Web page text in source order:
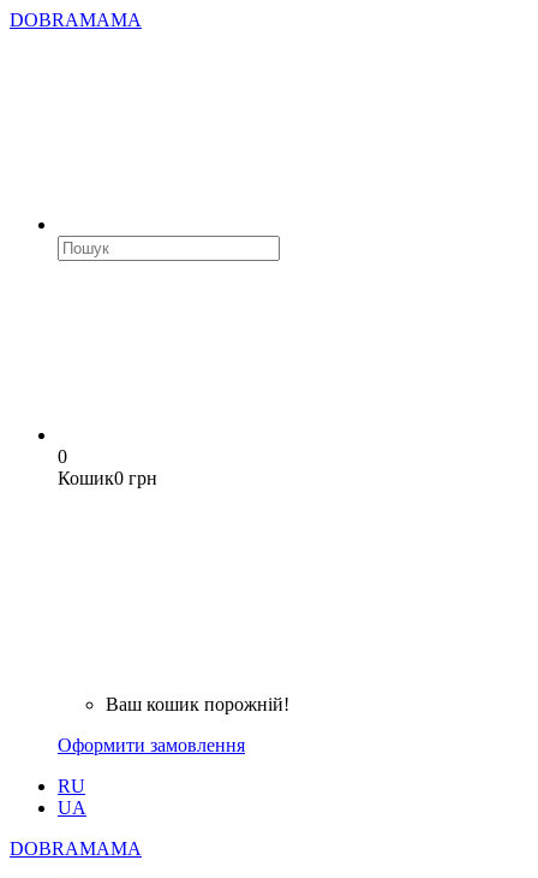
DOBRAMAMA
0
Кошик0 грн
Ваш кошик порожній!
Оформити замовлення
RU
UA
DOBRAMAMA